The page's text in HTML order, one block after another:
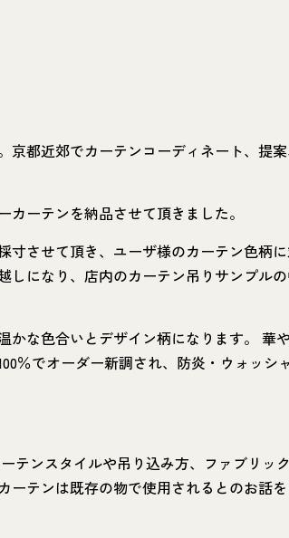
都近郊でカーテンコーディネート、提
ーテンを納品させて頂きました。
させて頂き、ユーザ様のカーテン色柄
になり、店内のカーテン吊りサンプル
な色合いとデザイン柄になります。 華
％でオーダー新調され、防炎・ウォッ
ンスタイルや吊り込み方、ファブリッ
テンは既存の物で使用されるとのお話